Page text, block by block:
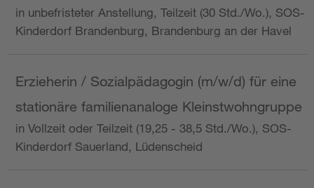
in unbefristeter Anstellung, Teilzeit (30 Std./Wo.), SOS-
Kinderdorf Brandenburg, Brandenburg an der Havel
Erzieherin / Sozialpädagogin (m/w/d) für eine
stationäre familienanaloge Kleinstwohngruppe
in Vollzeit oder Teilzeit (19,25 - 38,5 Std./Wo.), SOS-
Kinderdorf Sauerland, Lüdenscheid